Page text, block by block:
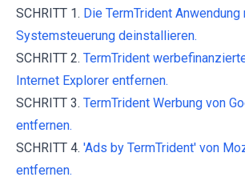
SCHRITT 1. Die TermTrident Anwendung
Systemsteuerung deinstallieren.
SCHRITT 2. TermTrident
Internet Explorer entfernen.
SCHRITT 3. TermTrident Werbung von
entfernen.
SCHRITT 4. 'Ads by TermTrident' von
entfernen.